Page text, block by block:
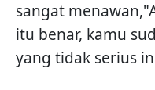
sangat
itu benar, kamu
yang tidak serius